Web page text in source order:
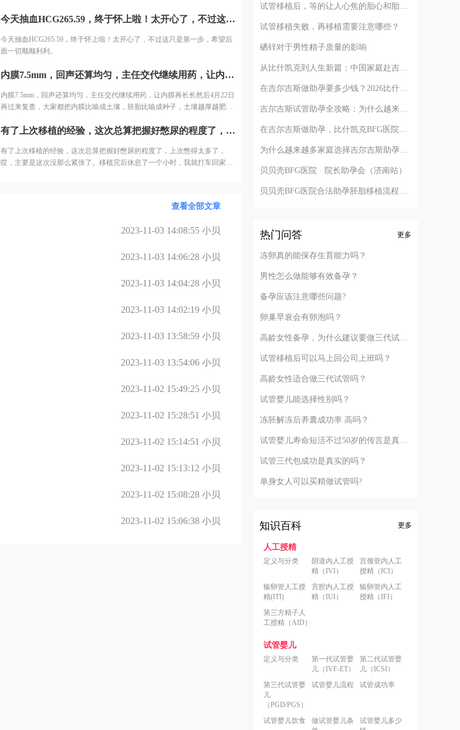
生面诊，告诉她我要准备继续移植啦！
今天抽血HCG265.59，终于怀上啦！太开心了，不过这只是第一步，希望后面一切顺顺利利。
今天抽血HCG265.59，终于怀上啦！太开心了，不过这只是第一步，希望后
面一切顺顺利利。
内膜7.5mm，回声还算均匀，主任交代继续用药，让内膜再长长然后4月22日再过来复查，大家都把内膜比喻成土壤，胚胎比喻成种子，土壤越厚越肥沃，种子才能长得更好，加油啊，我的土壤。
内膜7.5mm，回声还算均匀，主任交代继续用药，让内膜再长长然后4月22日
再过来复查，大家都把内膜比喻成土壤，胚胎比喻成种子，土壤越厚越肥
有了上次移植的经验，这次总算把握好憋尿的程度了，上次憋得太多了，哎，主要是这次没那么紧张了。移植完后休息了一个小时，我就打车回家了。5月6号验孕，希望这次能成功！老天爷保佑！
有了上次移植的经验，这次总算把握好憋尿的程度了，上次憋得太多了，
哎，主要是这次没那么紧张了。移植完后休息了一个小时，我就打车回家
查看全部文章
2023-11-03 14:08:55 小贝
2023-11-03 14:06:28 小贝
2023-11-03 14:04:28 小贝
2023-11-03 14:02:19 小贝
2023-11-03 13:58:59 小贝
2023-11-03 13:54:06 小贝
2023-11-02 15:49:25 小贝
2023-11-02 15:28:51 小贝
2023-11-02 15:14:51 小贝
2023-11-02 15:13:12 小贝
2023-11-02 15:08:28 小贝
2023-11-02 15:06:38 小贝
试管移植后，等的让人心焦的胎心和胎芽，何时会出现？
试管移植失败，再移植需要注意哪些？
硒锌对于男性精子质量的影响
从比什凯克到人生新篇：中国家庭赴吉尔吉斯助孕的完整路径解析
在吉尔吉斯做助孕要多少钱？2026比什凯克费用全公开，拒绝隐形消费
吉尔吉斯试管助孕全攻略：为什么越来越多的中国家庭选择比什凯克？
在吉尔吉斯做助孕，比什凯克BFG医院全流程深度解析：从签约到抱娃
为什么越来越多家庭选择吉尔吉斯助孕？比什凯克BFG医院的四个核心答案
贝贝壳BFG医院 · 院长助孕会（济南站）
贝贝壳BFG医院合法助孕胚胎移植流程详解
热门问答 更多
冻卵真的能保存生育能力吗？
男性怎么做能够有效备孕？
备孕应该注意哪些问题?
卵巢早衰会有卵泡吗？
高龄女性备孕，为什么建议要做三代试管？
试管移植后可以马上回公司上班吗？
高龄女性适合做三代试管吗？
试管婴儿能选择性别吗？
冻胚解冻后养囊成功率 高吗？
试管婴儿寿命短活不过50岁的传言是真的吗？
试管三代包成功是真实的吗？
单身女人可以买精做试管吗?
知识百科 更多
人工授精
定义与分类
阴道内人工授
精（IVI）
宫颈管内人工
授精（ICI）
输卵管人工授
精(ITI)
宫腔内人工授
精（IUI）
输卵管内人工
授精（IFI）
第三方精子人
工授精（AID）
试管婴儿
定义与分类
第一代试管婴
儿（IVF-ET）
第二代试管婴
儿（ICSI）
第三代试管婴
儿
（PGD/PGS）
试管婴儿流程 试管成功率
试管婴儿饮食
做试管婴儿条
试管婴儿多少